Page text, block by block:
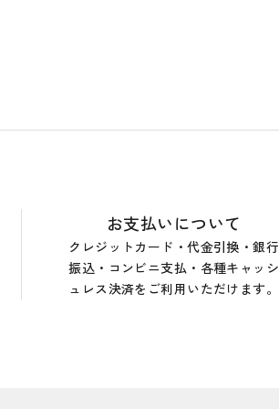
お支払いについて
クレジットカード・代金引換・銀行
振込・コンビニ支払・各種キャッシ
ュレス決済をご利用いただけます。